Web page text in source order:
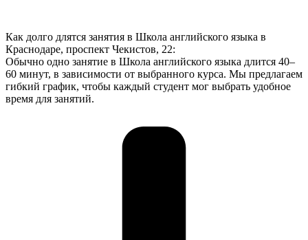
Как долго длятся занятия в Школа английского языка в
Краснодаре, проспект Чекистов, 22:
Обычно одно занятие в Школа английского языка длится 40–
60 минут, в зависимости от выбранного курса. Мы предлагаем
гибкий график, чтобы каждый студент мог выбрать удобное
время для занятий.